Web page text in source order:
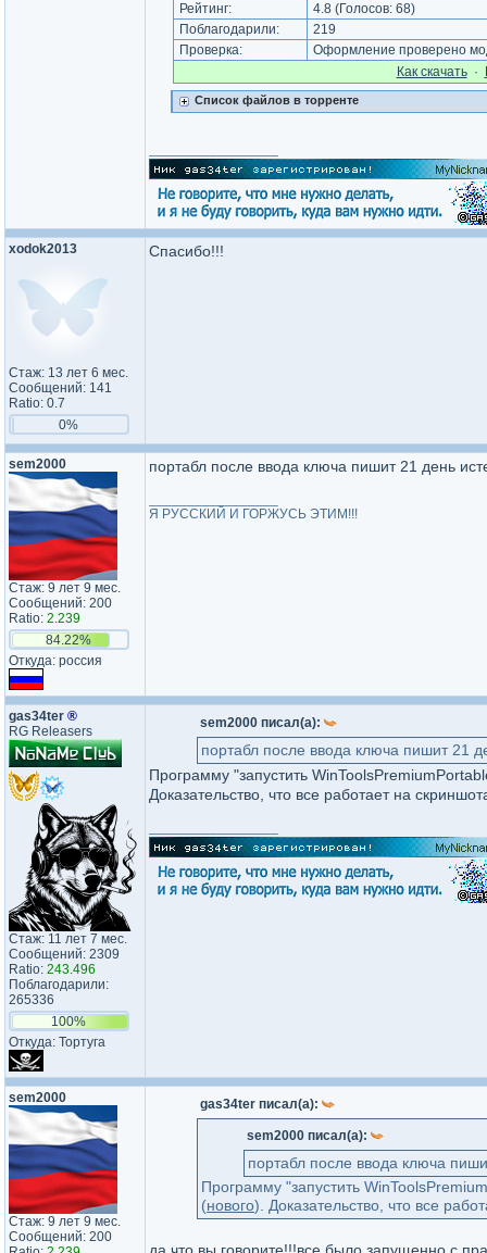
Рейтинг: 4.8 (Голосов: 68)
Поблагодарили:
219
Проверка:
Оформление проверено
Как cкачать·
Список файлов в торренте
xodok2013
Стаж: 13 лет 6 мес.
Сообщений: 141
Ratio: 0.7
0%
Спасибо!!!
sem2000
Стаж: 9 лет 9 мес.
Сообщений: 200
Ratio: 2.239
84.22%
Откуда: россия
портабл после ввода ключа пишит 21 день
Я РУССКИЙ И ГОРЖУСЬ ЭТИМ!!!
gas34ter ®
RG Releasers
Стаж: 11 лет 7 мес.
Сообщений: 2309
Ratio: 243.496
Поблагодарили:
265336
100%
Откуда: Тортуга
sem2000 писал(а):
портабл после ввода ключа пишит 21
Программу "запустить
Доказательство, что все работает на
sem2000
Стаж: 9 лет 9 мес.
Сообщений: 200
gas34ter писал(а):
sem2000 писал(а):
портабл после ввода ключа
Программу "запустить
(нового). Доказательство, что все